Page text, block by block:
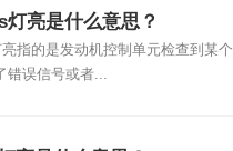
亮是什么意思？
指的是发动机控制单元检查到某个
错误信号或者...